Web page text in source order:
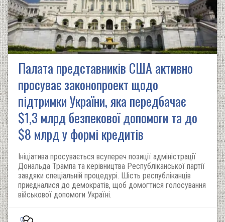
Палата представників США активно
просуває законопроект щодо
підтримки України, яка передбачає
$1,3 млрд безпекової допомоги та до
$8 млрд у формі кредитів
Ініціатива просувається всупереч позиції адміністрації
Дональда Трампа та керівництва Республіканської партії
завдяки спеціальній процедурі. Шість республіканців
приєдналися до демократів, щоб домогтися голосування
військової допомоги Україні.
0